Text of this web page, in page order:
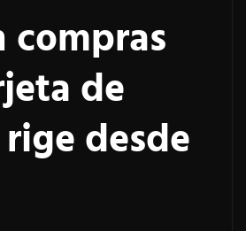
compras
de
desde